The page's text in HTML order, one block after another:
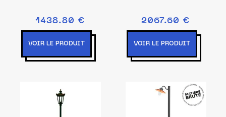
1438.80 €
VOIR LE PRODUIT
2067.60 €
VOIR LE PRODUIT